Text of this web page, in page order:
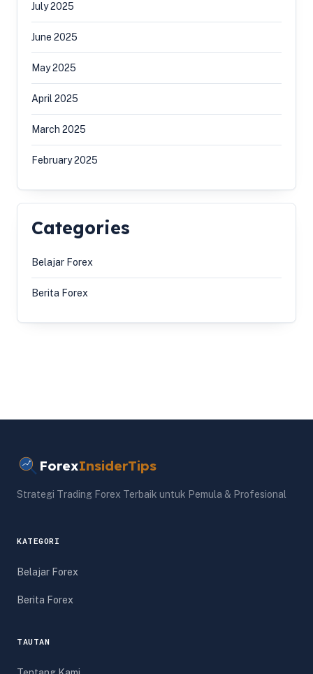
July 2025
June 2025
May 2025
April 2025
March 2025
February 2025
Categories
Belajar Forex
Berita Forex
ForexInsiderTips
Strategi Trading Forex Terbaik untuk Pemula & Profesional
KATEGORI
Belajar Forex
Berita Forex
TAUTAN